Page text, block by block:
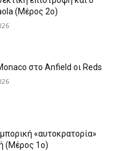
(Μέρος 2ο)
στο Anfield οι Reds
«αυτοκρατορία»
(Μέρος 1ο)